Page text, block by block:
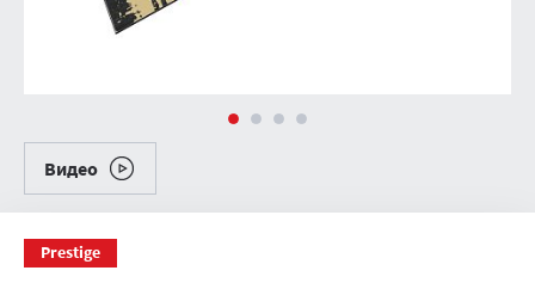
Видео
Prestige